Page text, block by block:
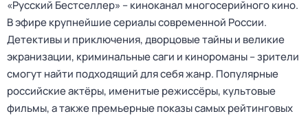
«Русский Бестселлер» – киноканал многосерийного кино.
В эфире крупнейшие сериалы современной России.
Детективы и приключения, дворцовые тайны и великие
экранизации, криминальные саги и кинороманы – зрители
смогут найти подходящий для себя жанр. Популярные
российские актёры, именитые режиссёры, культовые
фильмы, а также премьерные показы самых рейтинговых